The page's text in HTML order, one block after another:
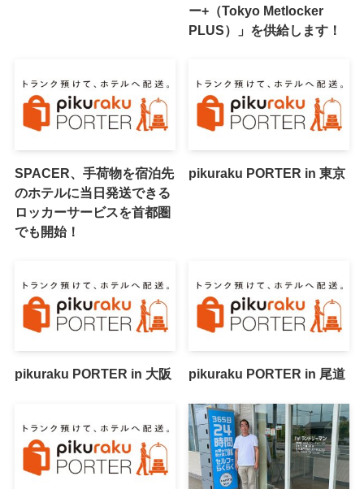
ー+（Tokyo Metlocker
PLUS）」を供給します！
SPACER、手荷物を宿泊先
のホテルに当日発送できる
ロッカーサービスを首都圏
でも開始！
pikuraku PORTER in 東京
pikuraku PORTER in 大阪 pikuraku PORTER in 尾道